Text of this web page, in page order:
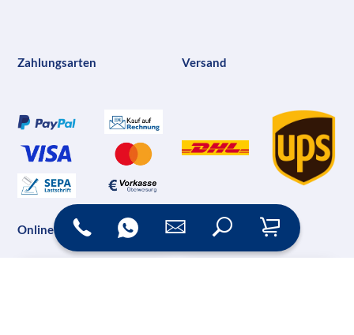
Zahlungsarten Versand
Online Shop